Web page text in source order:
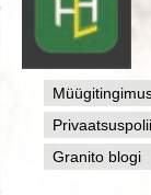
Granito blogi